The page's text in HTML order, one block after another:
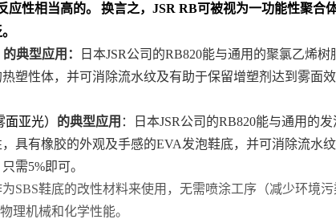
应性相当高的。 换言之， JSR RB可被视为一功能性聚合
的典型应用： 日本JSR公司的RB820能与通用的聚氯乙烯树
塑性体，并可消除流水纹及有助于保留增塑剂达到雾面
面亚光） 的典型应用 ：日本JSR公司的RB820能与通用的发
具有橡胶的外观及手感的EVA发泡鞋底，并可消除流水
需5%即可。
SBS鞋底的改性材料来使用，无需喷涂工序（减少环境
理机械和化学性能。